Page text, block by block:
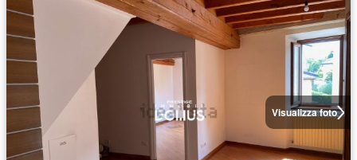
Visualizza foto